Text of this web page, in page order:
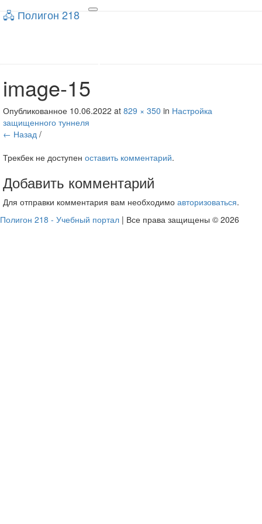
Toggle
🖧 Полигон 218
🖧 Полигон 218
image-15
Опубликованное 10.06.2022 at 829 × 350 in Настройка
защищенного туннеля
← Назад /
Трекбек не доступен оставить комментарий.
Добавить комментарий
Для отправки комментария вам необходимо авторизоваться.
Полигон 218 - Учебный портал | Все права защищены © 2026